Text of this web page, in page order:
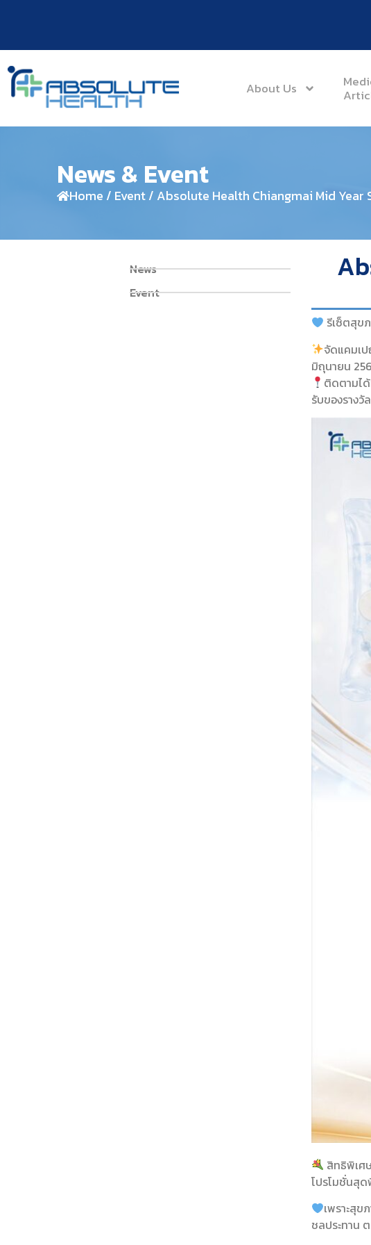
About Us
News & Event
Home / Event / Absolute Health Chiangmai Mid Year
News
Event
รีเซ็ตสุข
จัดแคมเ
มิถุนายน
ติดตามไ
รับของรางวั
สิทธิพิเศ
โปรโมชั่นสุ
เพราะสุ
ชลประทาน​